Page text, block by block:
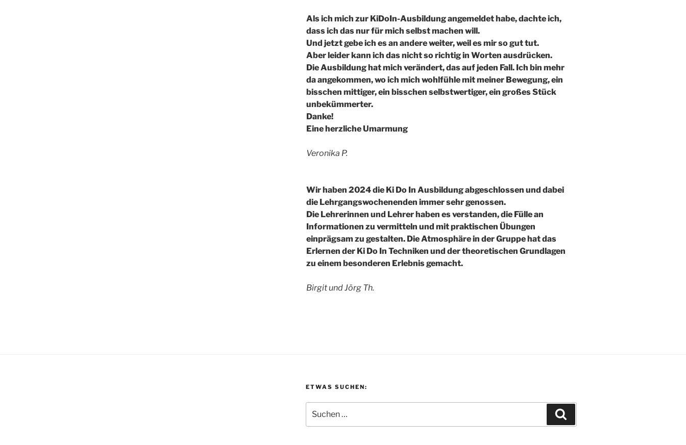
Als ich mich zur KiDoIn-Ausbildung angemeldet habe, dachte ich,
dass ich das nur für mich selbst machen will.
Und jetzt gebe ich es an andere weiter, weil es mir so gut tut.
Aber leider kann ich das nicht so richtig in Worten ausdrücken.
Die Ausbildung hat mich verändert, das auf jeden Fall. Ich bin mehr
da angekommen, wo ich mich wohlfühle mit meiner Bewegung, ein
bisschen mittiger, ein bisschen selbstwertiger, ein großes Stück
unbekümmerter.
Danke!
Eine herzliche Umarmung
Veronika P.
Wir haben 2024 die Ki Do In Ausbildung abgeschlossen und dabei
die Lehrgangswochenenden immer sehr genossen.
Die Lehrerinnen und Lehrer haben es verstanden, die Fülle an
Informationen zu vermitteln und mit praktischen Übungen
einprägsam zu gestalten. Die Atmosphäre in der Gruppe hat das
Erlernen der Ki Do In Techniken und der theoretischen Grundlagen
zu einem besonderen Erlebnis gemacht.
Birgit und Jörg Th.
ETWAS SUCHEN:
nach: